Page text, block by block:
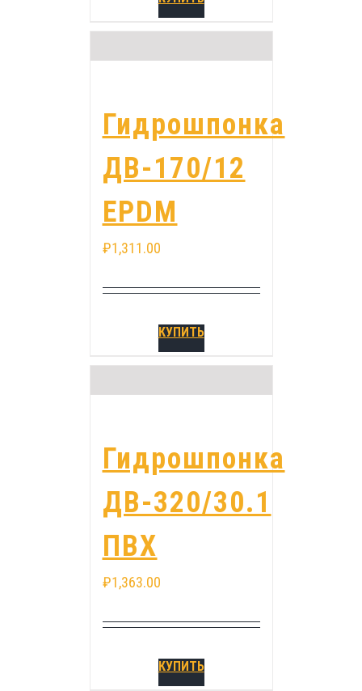
Гидрошпонка
ДВ-170/12
EPDM
₽1,311.00
КУПИТЬ
Гидрошпонка
ДВ-320/30.1
ПВХ
₽1,363.00
КУПИТЬ